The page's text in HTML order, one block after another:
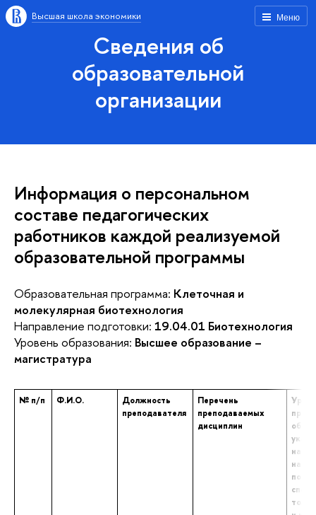
Меню
Высшая школа экономики
Сведения об
образовательной
организации
Информация о персональном
составе педагогических
работников каждой реализуемой
образовательной программы
Образовательная программа: Клеточная и
молекулярная биотехнология
Направление подготовки: 19.04.01 Биотехнология
Уровень образования: Высшее образование –
магистратура
№ п/п Ф.И.О.
Должность
преподавателя
Перечень
преподаваемых
дисциплин
том